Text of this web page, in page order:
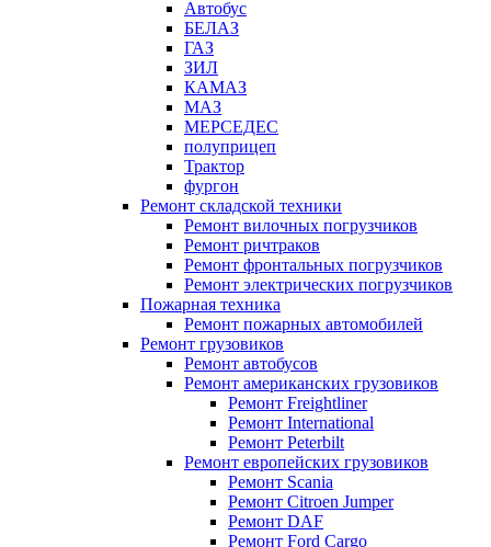
Автобус
БЕЛАЗ
ГАЗ
ЗИЛ
КАМАЗ
МАЗ
МЕРСЕДЕС
полуприцеп
Трактор
фургон
Ремонт складской техники
Ремонт вилочных погрузчиков
Ремонт ричтраков
Ремонт фронтальных погрузчиков
Ремонт электрических погрузчиков
Пожарная техника
Ремонт пожарных автомобилей
Ремонт грузовиков
Ремонт автобусов
Ремонт американских грузовиков
Ремонт Freightliner
Ремонт International
Ремонт Peterbilt
Ремонт европейских грузовиков
Ремонт Scania
Ремонт Citroen Jumper
Ремонт DAF
Ремонт Ford Cargo